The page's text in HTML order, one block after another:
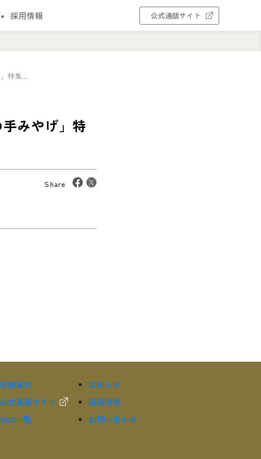
採用情報 公式通販サイト
「月刊ZERO☆23」2025年5月号 「山形の手みやげ」特集で紹介されました
みやげ」特
Share
店舗案内
公式通販サイト
SNS一覧
お知らせ
採用情報
お問い合わせ